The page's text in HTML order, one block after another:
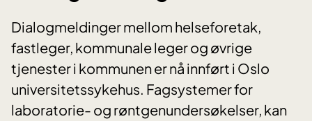
Dialogmeldinger mellom helseforetak,
fastleger, kommunale leger og øvrige
tjenester i kommunen er nå innført i Oslo
universitetssykehus. Fagsystemer for
laboratorie- og røntgenundersøkelser, kan